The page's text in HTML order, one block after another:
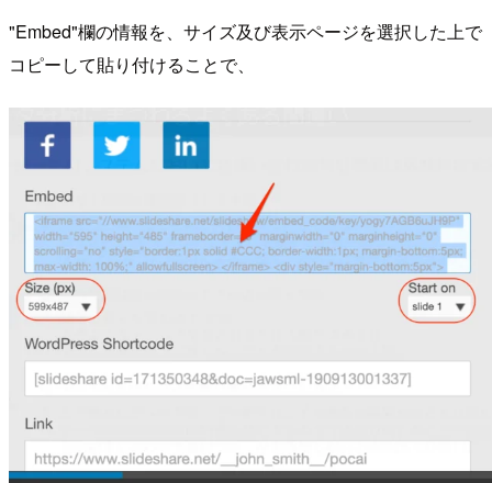
"Embed"欄の情報を、サイズ及び表示ページを選択した上で
コピーして貼り付けることで、